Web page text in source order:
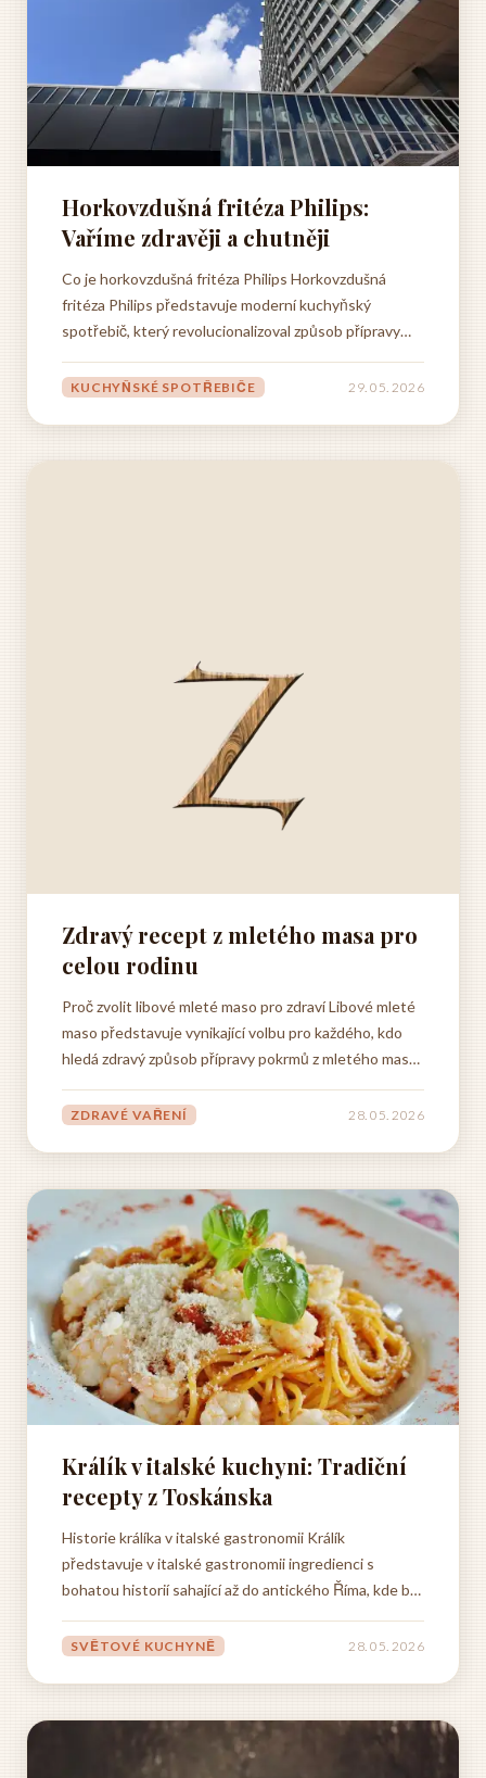
Horkovzdušná fritéza Philips:
Vaříme zdravěji a chutněji
Co je horkovzdušná fritéza Philips Horkovzdušná
fritéza Philips představuje moderní kuchyňský
spotřebič, který revolucionalizoval způsob přípravy
celém světě. Tento inovativní přístroj využívá
KUCHYŇSKÉ SPOTŘEBIČE 29. 05. 2026
Zdravý recept z mletého masa pro
celou rodinu
Proč zvolit libové mleté maso pro zdraví Libové mleté
maso představuje vynikající volbu pro každého, kdo
hledá zdravý způsob přípravy pokrmů z mletého masa
výběru mletého masa pro zdravé recepty je klíčové
ZDRAVÉ VAŘENÍ 28. 05. 2026
Králík v italské kuchyni: Tradiční
recepty z Toskánska
Historie králíka v italské gastronomii Králík
představuje v italské gastronomii ingredienci s
bohatou historií sahající až do antického Říma, kde byl
nutriční hodnotu. Římané chovali králíky v uzavřených
SVĚTOVÉ KUCHYNĚ 28. 05. 2026